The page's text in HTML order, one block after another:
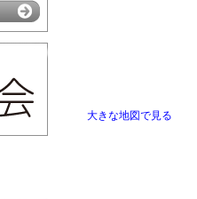
大きな地図で見る